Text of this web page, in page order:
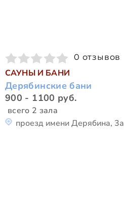
0 отзывов
САУНЫ И БАНИ
Дерябинские бани
900 - 1100 руб.
всего 2 зала
проезд имени Дерябина, 3а